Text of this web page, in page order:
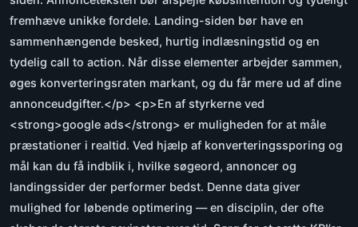
fremhæve unikke fordele. Landing-siden bør have en
sammenhængende besked, hurtig indlæsningstid og en
tydelig call to action. Når disse elementer arbejder sammen,
øges konverteringsraten markant, og du får mere ud af dine
annonceudgifter.</p> <p>En af styrkerne ved
<strong>google ads</strong> er muligheden for at måle
præstationer i realtid. Ved hjælp af konverteringssporing og
mål kan du få indblik i, hvilke søgeord, annoncer og
landingssider der performer bedst. Denne data giver
mulighed for løbende optimering — en disciplin, der ofte